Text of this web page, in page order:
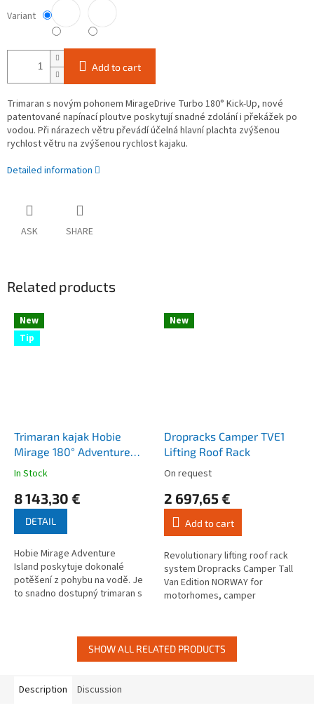
Variant
Add to cart
Trimaran s novým pohonem MirageDrive Turbo 180° Kick-Up, nové
patentované napínací ploutve poskytují snadné zdolání i překážek po
vodou. Při nárazech větru převádí účelná hlavní plachta zvýšenou
rychlost větru na zvýšenou rychlost kajaku.
Detailed information
ASK SHARE
Related products
New
Tip
Trimaran kajak Hobie
Mirage 180° Adventure
Island
The
product
rating
out
of
5
stars.
In Stock
8 143,30 €
DETAIL
Hobie Mirage Adventure
Island poskytuje dokonalé
potěšení z pohybu na vodě. Je
to snadno dostupný trimaran s
New
Dropracks Camper TVE1
Lifting Roof Rack
The
product
rating
out
of
5
stars.
On request
2 697,65 €
Add to cart
Revolutionary lifting roof rack
system Dropracks Camper Tall
Van Edition NORWAY for
motorhomes, camper
Unlike...
SHOW ALL RELATED PRODUCTS
Description Discussion